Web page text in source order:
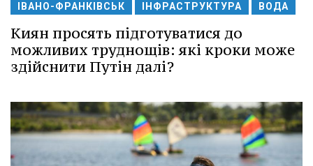
ІВАНО-ФРАНКІВСЬК ІНФРАСТРУКТУРА ВОДА
Киян просять підготуватися до
можливих труднощів: які кроки може
здійснити Путін далі?